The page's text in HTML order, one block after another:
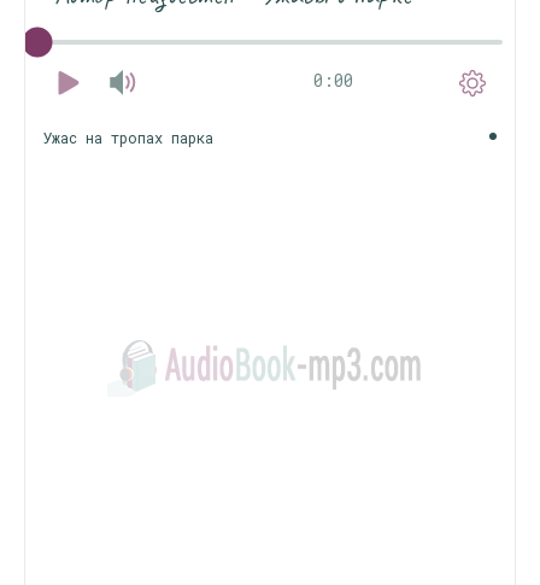
0:00
Ужас на тропах парка